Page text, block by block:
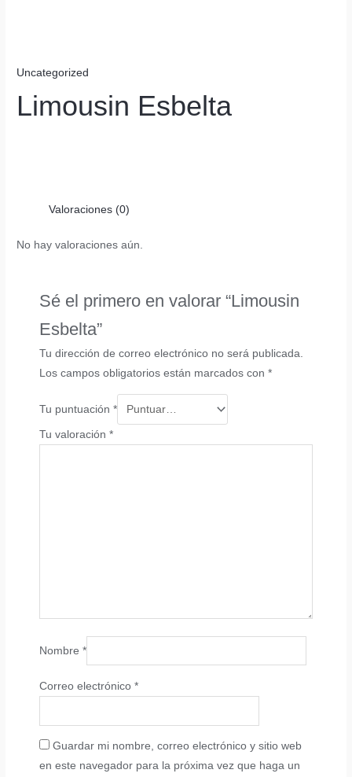
Uncategorized
Limousin Esbelta
Valoraciones (0)
No hay valoraciones aún.
Sé el primero en valorar “Limousin
Esbelta”
Tu dirección de correo electrónico no será publicada.
Los campos obligatorios están marcados con*
Tu puntuación*
Tu valoración*
Nombre*
Correo electrónico*
Guardar mi nombre, correo electrónico y sitio web
en este navegador para la próxima vez que haga un